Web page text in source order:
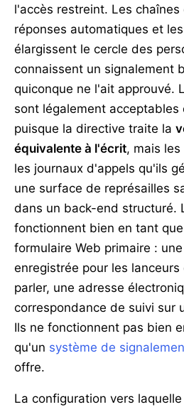
l'accès restreint. Les
réponses automatiques et
élargissent le cercle des
connaissent un signalement
quiconque ne l'ait approuvé.
sont légalement acceptables
puisque la directive traite la
équivalente à l'écrit, mais
les journaux d'appels qu'ils
une surface de représailles
dans un back-end structuré.
fonctionnent bien en tant
formulaire Web primaire :
enregistrée pour les
parler, une adresse
correspondance de suivi sur
Ils ne fonctionnent pas bien
qu'un système de
offre.
La configuration vers